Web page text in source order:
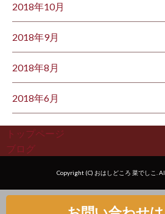
2018年10月
2018年9月
2018年8月
2018年6月
トップページ
ブログ
Copyright (C) おはしどころ 菜でしこ.